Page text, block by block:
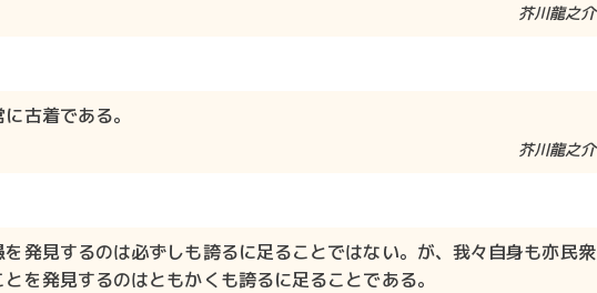
芥川龍之介​​
古着である。
芥川龍之介​​
を発見するのは必ずしも誇るに足ることではない。が、我々自身も亦民衆
を発見するのはともかくも誇るに足ることである。